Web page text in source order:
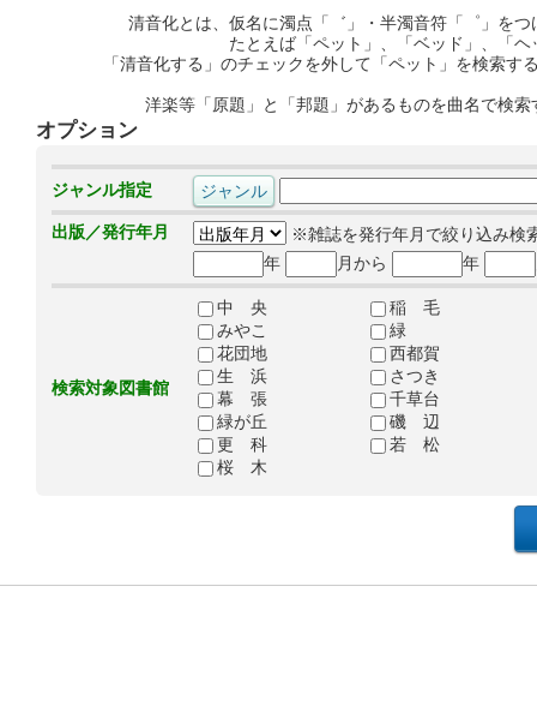
清音化とは、仮名に濁点「゛」・半濁音符「゜」を
たとえば「ペット」、「ベッド」、「
「清音化する」のチェックを外して「ペット」を検索
洋楽等「原題」と「邦題」があるものを曲名で検
オプション
ジャンル指定
出版／発行年月
※雑誌を発行年月で絞り込み検
年
月から 年
検索対象図書館
中 央
稲 毛
みやこ
緑
花団地
西都賀
生 浜
さつき
幕 張
千草台
緑が丘
磯 辺
更 科
若 松
桜 木